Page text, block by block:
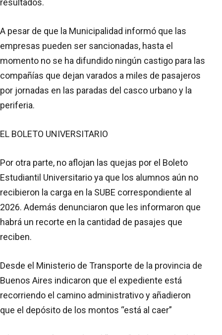
A pesar de que la Municipalidad informó que las
empresas pueden ser sancionadas, hasta el
momento no se ha difundido ningún castigo para las
compañías que dejan varados a miles de pasajeros
por jornadas en las paradas del casco urbano y la
periferia.
EL BOLETO UNIVERSITARIO
Por otra parte, no aflojan las quejas por el Boleto
Estudiantil Universitario ya que los alumnos aún no
recibieron la carga en la SUBE correspondiente al
2026. Además denunciaron que les informaron que
habrá un recorte en la cantidad de pasajes que
reciben.
Desde el Ministerio de Transporte de la provincia de
Buenos Aires indicaron que el expediente está
recorriendo el camino administrativo y añadieron
que el depósito de los montos “está al caer”